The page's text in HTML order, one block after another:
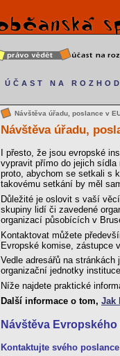
ÚČAST NA
Návštěva úřadu, poslance v
Návštěva úřadu,
I přesto, že jsou evropské
vypravit přímo do jejich
proto, abychom se setkali s
takovému setkání by měl
Důležité je oslovit s vaší
skupiny lidí či zavedené
organizací působících v
Kontaktovat můžete
Evropské komise, zástupce
Vedle adresářů na
organizační jednotky
Níže najdete praktické
Další informace o tom, Jak
Návštěva
Kontaktujte svého poslance